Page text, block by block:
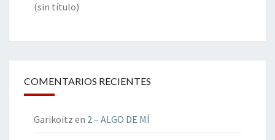
(sin título)
COMENTARIOS RECIENTES
Garikoitz en 2 – ALGO DE MÍ